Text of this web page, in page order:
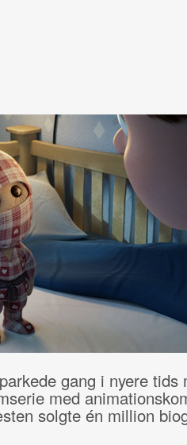
gang i nyere tids
med
solgte én million